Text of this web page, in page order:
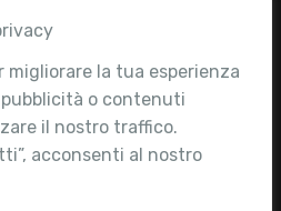
migliorare la tua esperienza
o contenuti
il nostro traffico.
acconsenti al nostro